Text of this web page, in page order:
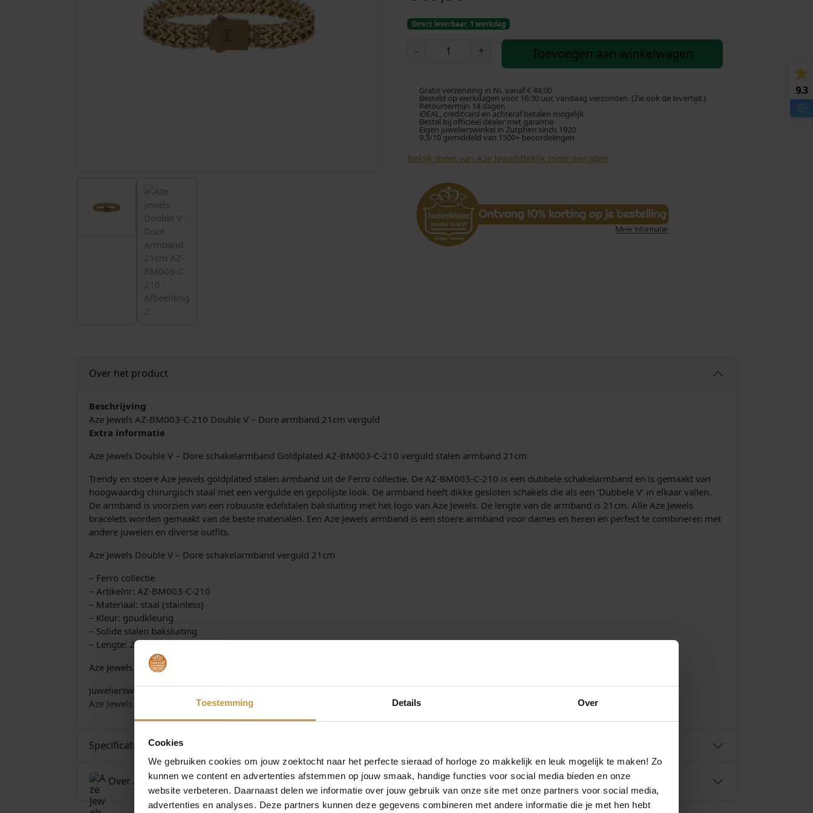
Toestemming Details Over
Cookies
We gebruiken cookies om jouw zoektocht naar het perfecte sieraad of horloge zo makkelijk en leuk mogelijk te maken! Zo
kunnen we content en advertenties afstemmen op jouw smaak, handige functies voor social media bieden en onze
website verbeteren. Daarnaast delen we informatie over jouw gebruik van onze site met onze partners voor social media,
advertenties en analyses. Deze partners kunnen deze gegevens combineren met andere informatie die je met hen hebt
Direct leverbaar, 1 werkdag
-
D
m
Z
-
B
M
0
n
l
+ Toevoegen aan winkelwagen
Gratis verzending in NL vanaf € 49,00
Besteld op werkdagen voor 16:30 uur, vandaag verzonden. (Zie ook de levertijd.)
Retourtermijn 14 dagen
iDEAL, creditcard en achteraf betalen mogelijk
Bestel bij officieel dealer met garantie
Eigen juwelierswinkel in Zutphen sinds 1920
9.3/10 gemiddeld van 1500+ beoordelingen
Bekijk meer van Aze JewelsBekijk meer sieraden
Over het product
Beschrijving
Aze Jewels AZ-BM003-C-210 Double V – Dore armband 21cm verguld
Extra informatie
Aze Jewels Double V – Dore schakelarmband Goldplated AZ-BM003-C-210 verguld stalen armband 21cm
Trendy en stoere Aze Jewels goldplated stalen armband uit de Ferro collectie. De AZ-BM003-C-210 is een dubbele schakelarmband en is gemaakt van
hoogwaardig chirurgisch staal met een vergulde en gepolijste look. De armband heeft dikke gesloten schakels die als een ‘Dubbele V’ in elkaar vallen.
De armband is voorzien van een robuuste edelstalen baksluiting met het logo van Aze Jewels. De lengte van de armband is 21cm. Alle Aze Jewels
bracelets worden gemaakt van de beste materialen. Een Aze Jewels armband is een stoere armband voor dames en heren en perfect te combineren met
andere juwelen en diverse outfits.
Aze Jewels Double V – Dore schakelarmband verguld 21cm
– Ferro collectie
– Artikelnr: AZ-BM003-C-210
– Materiaal: staal (stainless)
– Kleur: goudkleurig
– Solide stalen baksluiting
– Lengte: 21cm
Aze Jewels AZ-BM003-C-210 Double V – Dore Goldplated schakelarmband 21cm verguld staal
Juwelierswebshop.nl is officieel dealer van Aze Jewels armbanden en sieraden – Aze Jewels armbanden online.
Aze Jewels armbanden voor dames en heren – GRATIS verzending in NEDERLAND vanaf Euro 49,- !
Specificaties
Over Aze Jewels
9.3